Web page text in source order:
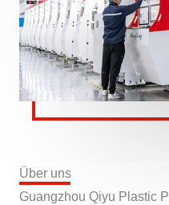
Über uns
Guangzhou Qiyu Plastic